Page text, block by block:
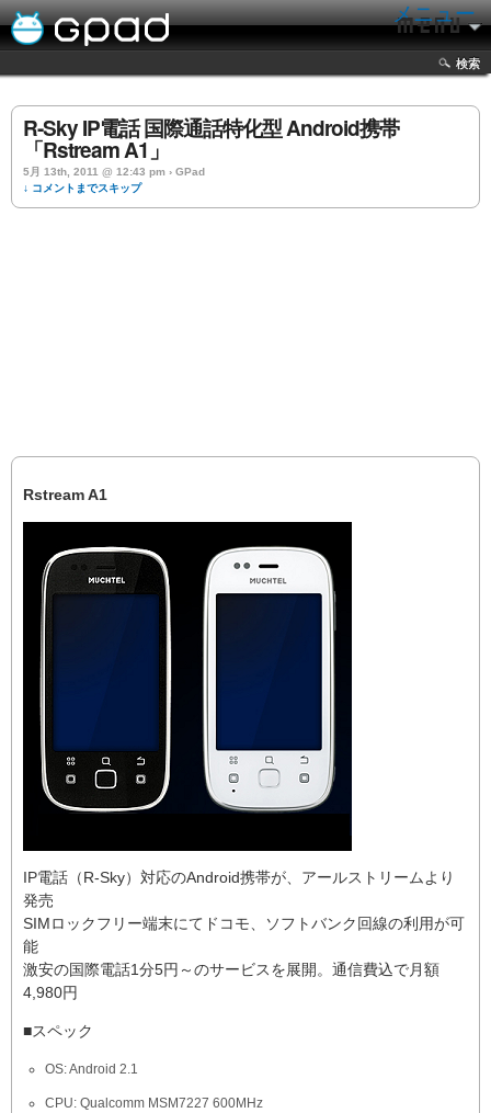
メニュー
検索
R-Sky IP電話 国際通話特化型 Android携帯
「Rstream A1」
5月 13th, 2011 @ 12:43 pm › GPad
↓ コメントまでスキップ
Rstream A1
IP電話（R-Sky）対応のAndroid携帯が、アールストリームより
発売
SIMロックフリー端末にてドコモ、ソフトバンク回線の利用が可
能
激安の国際電話1分5円～のサービスを展開。通信費込で月額
4,980円
■スペック
OS: Android 2.1
CPU: Qualcomm MSM7227 600MHz